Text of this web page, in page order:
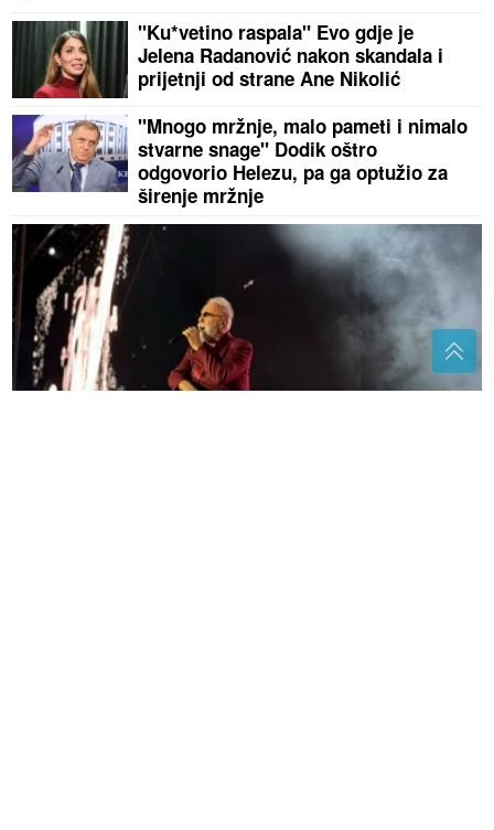
"Ku*vetino raspala" Evo gdje je
Jelena Radanović nakon skandala i
prijetnji od strane Ane Nikolić
"Mnogo mržnje, malo pameti i nimalo
stvarne snage" Dodik oštro
odgovorio Helezu, pa ga optužio za
širenje mržnje